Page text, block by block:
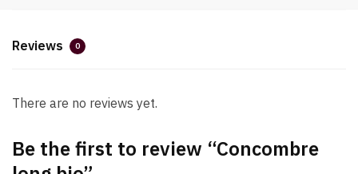
Reviews 0
There are no reviews yet.
Be the first to review “Concombre